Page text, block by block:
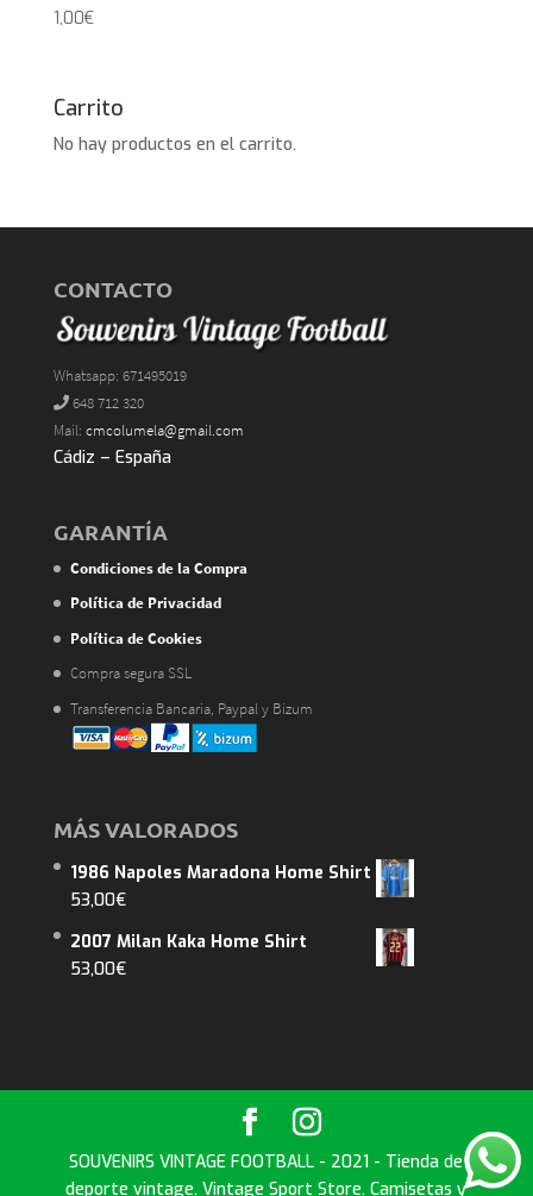
1,00€
Carrito
No hay productos en el carrito.
CONTACTO
Whatsapp: 671495019
648 712 320
Mail: cmcolumela@gmail.com
Cádiz – España
GARANTÍA
Condiciones de la Compra
Política de Privacidad
Política de Cookies
Compra segura SSL
Transferencia Bancaria, Paypal y Bizum
MÁS VALORADOS
1986 Napoles Maradona Home Shirt
53,00€
2007 Milan Kaka Home Shirt
53,00€
SOUVENIRS VINTAGE FOOTBALL - 2021 - Tienda de
deporte vintage. Vintage Sport Store. Camisetas y